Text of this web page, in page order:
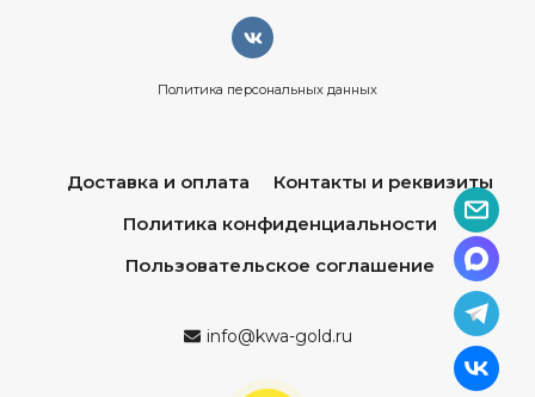
Политика персональных данных
Доставка и оплата
Контакты и реквизиты
Политика конфиденциальности
Пользовательское соглашение
info@kwa-gold.ru